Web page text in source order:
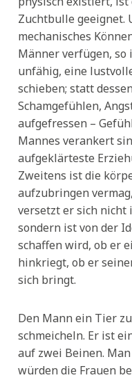
Zuchtbulle geeignet.
mechanisches
Männer verfügen, so
unfähig, eine
schieben; statt
Schamgefühlen,
aufgefressen –
Mannes verankert
aufgeklärteste
Zweitens ist die
aufzubringen
versetzt er sich
sondern ist von der
schaffen wird, ob er
hinkriegt, ob er
sich bringt.
Den Mann ein Tier
schmeicheln. Er ist
auf zwei Beinen.
würden die Frauen